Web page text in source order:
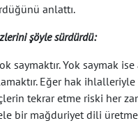
anlattı.
şöyle sürdürdü:
saymaktır. Yok saymak ise
Eğer hak
tekrar etme riski her
bir mağduriyet dili